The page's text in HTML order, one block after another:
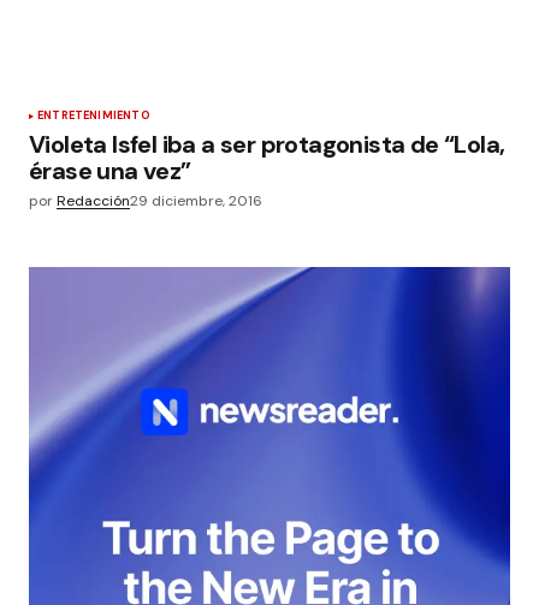
ENTRETENIMIENTO
Violeta Isfel iba a ser protagonista de “Lola,
érase una vez”
porRedacción29 diciembre, 2016